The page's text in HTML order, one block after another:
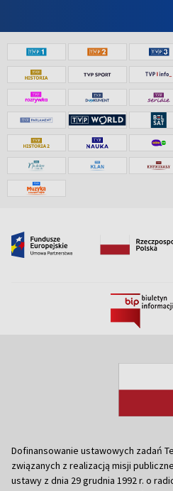
Dofinansowanie ustawowych zadań
związanych z realizacją misji
ustawy z dnia 29 grudnia 1992 r. o